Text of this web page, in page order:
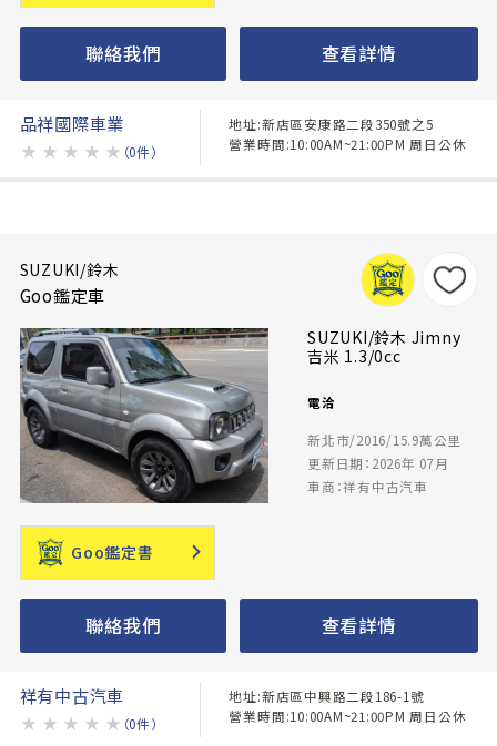
聯絡我們 查看詳情
品祥國際車業
★ ★ ★ ★ ★ （0件）
地址:新店區安康路二段350號之5
營業時間:10:00AM~21:00PM 周日公休
SUZUKI/鈴木
Goo鑑定車
SUZUKI/鈴木 Jimny
吉米 1.3/0cc
電洽
新北市/2016/15.9萬公里
更新日期：2026年 07月
車商：祥有中古汽車
Goo鑑定書
聯絡我們 查看詳情
祥有中古汽車
★ ★ ★ ★ ★ （0件）
地址:新店區中興路二段186-1號
營業時間:10:00AM~21:00PM 周日公休